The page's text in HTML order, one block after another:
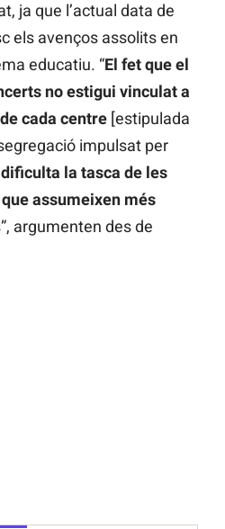
ja que l’actual data de
els avenços assolits en
educatiu. “El fet que el
no estigui vinculat a
cada centre [estipulada
impulsat per
dificulta la tasca de les
assumeixen més
argumenten des de